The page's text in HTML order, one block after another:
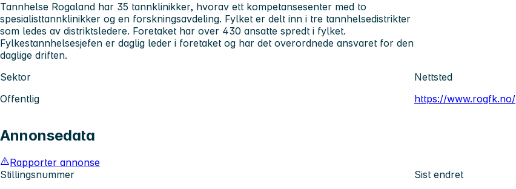
Tannhelse Rogaland har 35 tannklinikker, hvorav ett kompetansesenter med to
spesialisttannklinikker og en forskningsavdeling. Fylket er delt inn i tre tannhelsedistrikter
som ledes av distriktsledere. Foretaket har over 430 ansatte spredt i fylket.
Fylkestannhelsesjefen er daglig leder i foretaket og har det overordnede ansvaret for den
daglige driften.
Sektor
Offentlig
Nettsted
https://www.rogfk.no/
Annonsedata
Rapporter annonse
Stillingsnummer
Sist endret